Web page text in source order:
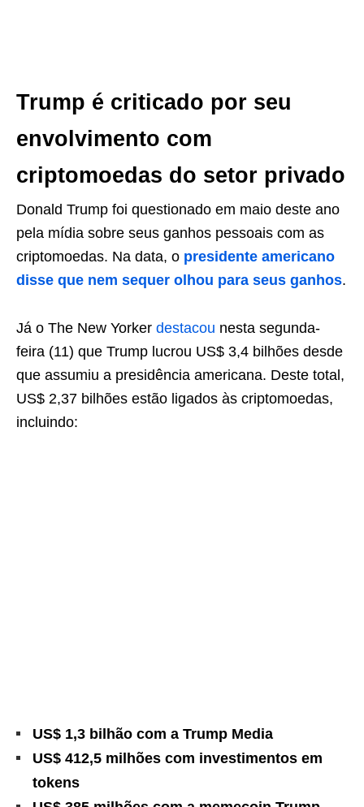
Trump é criticado por seu
envolvimento com
criptomoedas do setor privado
Donald Trump foi questionado em maio deste ano
pela mídia sobre seus ganhos pessoais com as
criptomoedas. Na data, o presidente americano
disse que nem sequer olhou para seus ganhos.
Já o The New Yorker destacou nesta segunda-
feira (11) que Trump lucrou US$ 3,4 bilhões desde
que assumiu a presidência americana. Deste total,
US$ 2,37 bilhões estão ligados às criptomoedas,
incluindo:
US$ 1,3 bilhão com a Trump Media
US$ 412,5 milhões com investimentos em
tokens